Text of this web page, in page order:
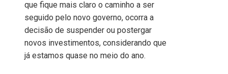
que fique mais claro o caminho a ser
seguido pelo novo governo, ocorra a
decisão de suspender ou postergar
novos investimentos, considerando que
já estamos quase no meio do ano.